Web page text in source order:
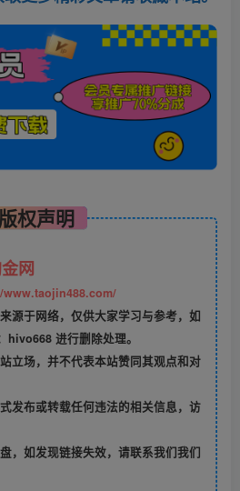
版权声明
网
源于网络，仅供大家学习与参考，如
hivo668 进行删除处理。
立场，并不代表本站赞同其观点和对
发布或转载任何违法的相关信息，访
，如发现链接失效，请联系我们我们